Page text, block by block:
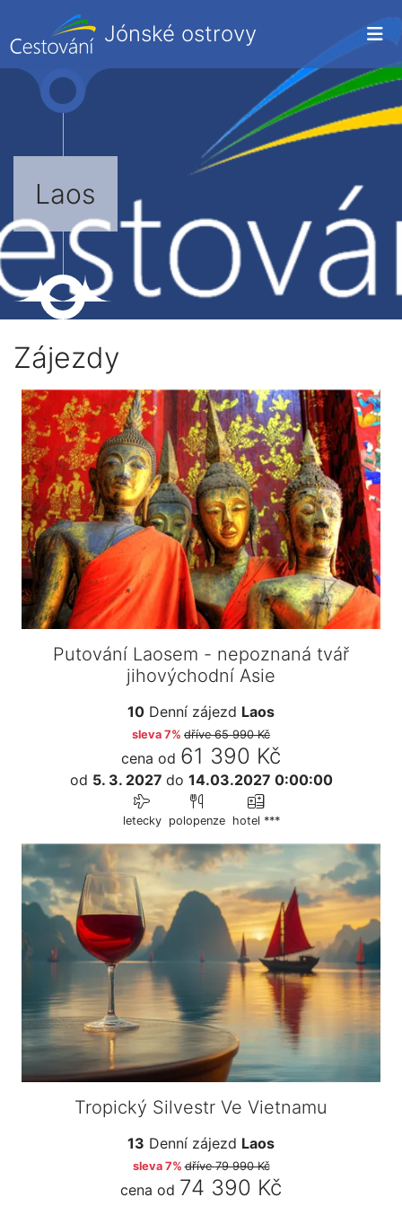
Jónské ostrovy
Laos
Zájezdy
Putování Laosem - nepoznaná tvář
jihovýchodní Asie
10 Denní zájezd Laos
sleva 7% dříve65 990 Kč
cena od 61 390 Kč
od 5. 3. 2027 do 14.03.2027 0:00:00
letecky polopenze hotel ***
Tropický Silvestr Ve Vietnamu
13 Denní zájezd Laos
sleva 7% dříve79 990 Kč
cena od 74 390 Kč